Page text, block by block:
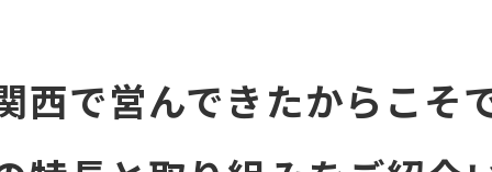
西で営んできたからこそ